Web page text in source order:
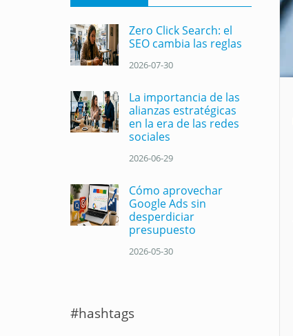
Zero Click Search: el
SEO cambia las reglas
2026-07-30
La importancia de las
alianzas estratégicas
en la era de las redes
sociales
2026-06-29
Cómo aprovechar
Google Ads sin
desperdiciar
presupuesto
2026-05-30
#hashtags